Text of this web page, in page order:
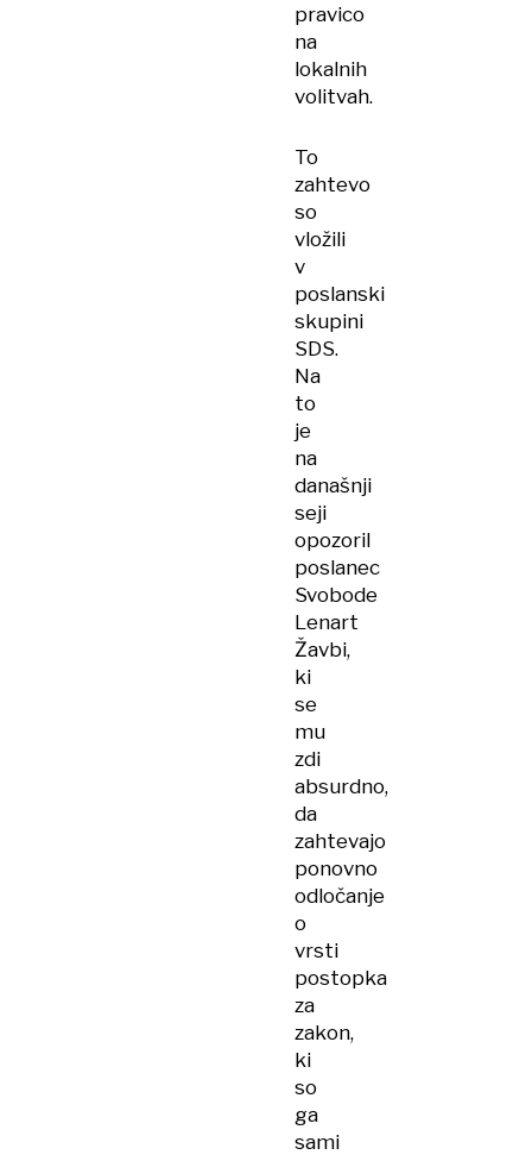
pravico
na
lokalnih
volitvah.
To
zahtevo
so
vložili
v
poslanski
skupini
SDS.
Na
to
je
na
današnji
seji
opozoril
poslanec
Svobode
Lenart
Žavbi,
ki
se
mu
zdi
absurdno,
da
zahtevajo
ponovno
odločanje
o
vrsti
postopka
za
zakon,
ki
so
ga
sami